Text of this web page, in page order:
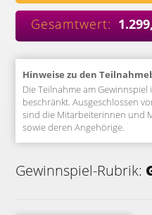
Gesamtwert:
Hinweise zu den
Die Teilnahme am
beschränkt. Ausgeschlossen
sind die Mitarbeiterinnen und
sowie deren Angehörige.
Gewinnspiel-Rubrik: